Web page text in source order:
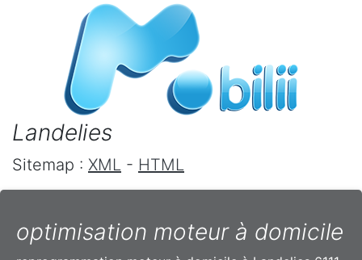
Landelies
Sitemap : XML - HTML
optimisation moteur à domicile